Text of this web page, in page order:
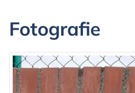
Fotografie